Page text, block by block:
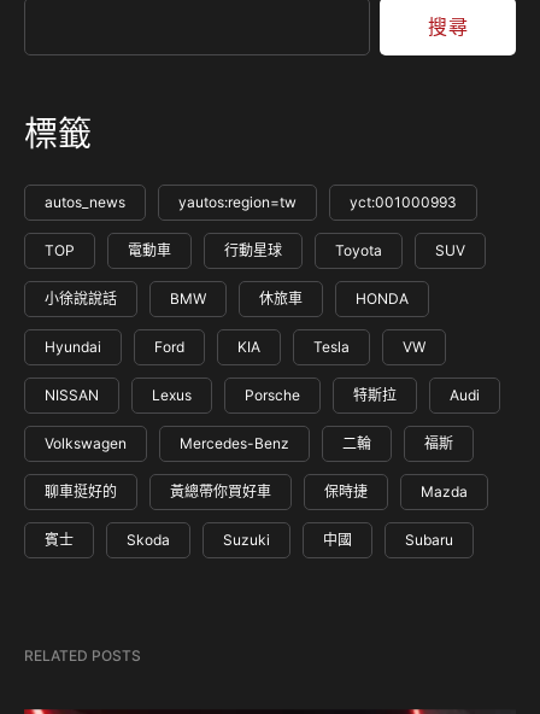
搜尋
標籤
autos_news yautos:region=tw yct:001000993
TOP 電動車 行動星球 Toyota SUV
小徐說說話 BMW 休旅車 HONDA
Hyundai Ford KIA Tesla VW
NISSAN Lexus Porsche 特斯拉 Audi
Volkswagen Mercedes-Benz 二輪 福斯
聊車挺好的 黃總帶你買好車 保時捷 Mazda
賓士 Skoda Suzuki 中國 Subaru
RELATED POSTS